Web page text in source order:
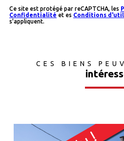
Ce site est protégé par reCAPTCHA, les
Confidentialité et es Conditions
s'appliquent.
CES BIENS